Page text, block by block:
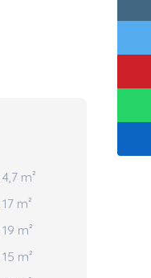
4,7 m²
17 m²
19 m²
15 m²